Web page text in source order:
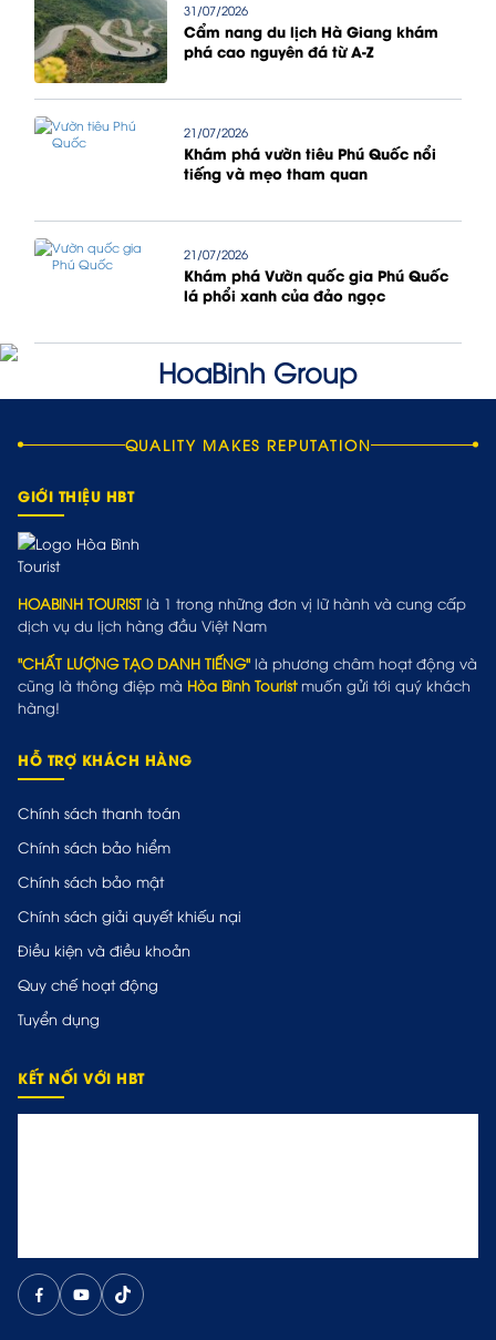
31/07/2026
Cẩm nang du lịch Hà Giang khám
phá cao nguyên đá từ A-Z
21/07/2026
Khám phá vườn tiêu Phú Quốc nổi
tiếng và mẹo tham quan
21/07/2026
Khám phá Vườn quốc gia Phú Quốc
lá phổi xanh của đảo ngọc
QUALITY MAKES REPUTATION
GIỚI THIỆU HBT
HOABINH TOURIST là 1 trong những đơn vị lữ hành và cung cấp
dịch vụ du lịch hàng đầu Việt Nam
"CHẤT LƯỢNG TẠO DANH TIẾNG" là phương châm hoạt động và
cũng là thông điệp mà Hòa Bình Touristmuốn gửi tới quý khách
hàng!
HỖ TRỢ KHÁCH HÀNG
Chính sách thanh toán
Chính sách bảo hiểm
Chính sách bảo mật
Chính sách giải quyết khiếu nại
Điều kiện và điều khoản
Quy chế hoạt động
Tuyển dụng
KẾT NỐI VỚI HBT